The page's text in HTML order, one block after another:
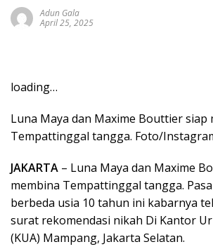
Adun Gala
April 25, 2025
loading…
Luna Maya dan Maxime Bouttier siap
Tempattinggal tangga. Foto/
JAKARTA – Luna Maya dan Maxime
membina Tempattinggal tangga.
berbeda usia 10 tahun ini kabarnya
surat rekomendasi nikah Di Kantor
(KUA) Mampang, Jakarta Selatan.